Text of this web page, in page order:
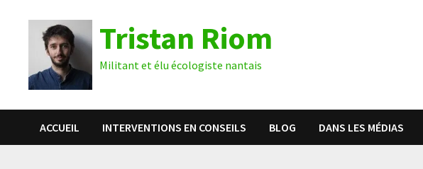
Tristan Riom
Militant et élu écologiste nantais
ACCUEIL INTERVENTIONS EN CONSEILS BLOG DANS LES MÉDIAS